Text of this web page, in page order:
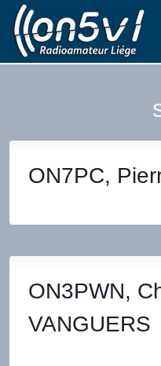
Aller
au
contenu
ON7PC,
ON3PWN,
VANGUERS